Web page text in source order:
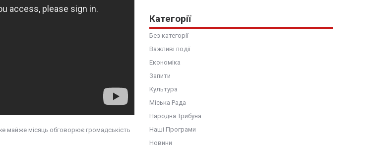
майже місяць обговорює громадськість
Категорії
Без категорії
Важливі події
Економіка
Запити
Культура
Міська Рада
Народна Трибуна
Наші Програми
Новини